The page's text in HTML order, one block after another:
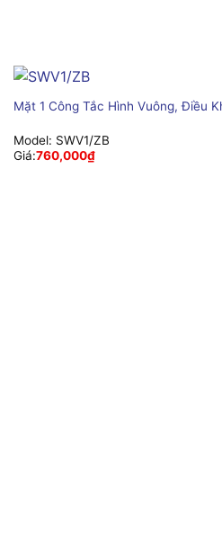
Mặt 1 Công Tắc Hình Vuông, Điều
Model: SWV1/ZB
Giá:760,000₫